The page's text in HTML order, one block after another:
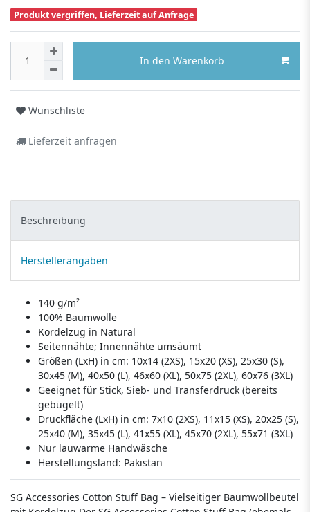
Produkt vergriffen, Lieferzeit auf Anfrage
In den Warenkorb
Wunschliste
Lieferzeit anfragen
Beschreibung
Herstellerangaben
140 g/m²
100% Baumwolle
Kordelzug in Natural
Seitennähte; Innennähte umsäumt
Größen (LxH) in cm: 10x14 (2XS), 15x20 (XS), 25x30 (S),
30x45 (M), 40x50 (L), 46x60 (XL), 50x75 (2XL), 60x76 (3XL)
Geeignet für Stick, Sieb- und Transferdruck (bereits
gebügelt)
Druckfläche (LxH) in cm: 7x10 (2XS), 11x15 (XS), 20x25 (S),
25x40 (M), 35x45 (L), 41x55 (XL), 45x70 (2XL), 55x71 (3XL)
Nur lauwarme Handwäsche
Herstellungsland: Pakistan
SG Accessories Cotton Stuff Bag – Vielseitiger Baumwollbeutel